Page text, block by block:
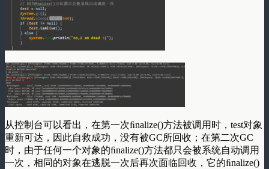
从控制台可以看出，在第一次ﬁnalize()方法被调用时，test对象
重新可达，因此自救成功，没有被GC所回收；在第二次GC
时，由于任何一个对象的ﬁnalize()方法都只会被系统自动调用
一次，相同的对象在逃脱一次后再次面临回收，它的ﬁnalize()